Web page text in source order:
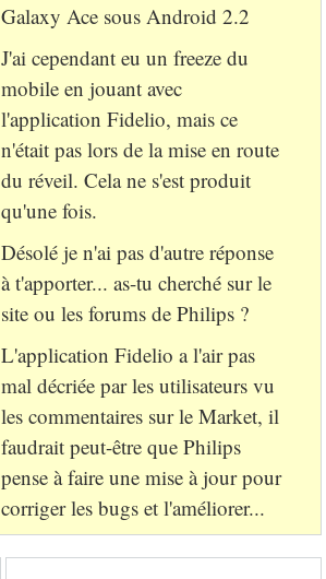
Galaxy Ace sous Android 2.2
J'ai cependant eu un freeze du
mobile en jouant avec
l'application Fidelio, mais ce
n'était pas lors de la mise en route
du réveil. Cela ne s'est produit
qu'une fois.
Désolé je n'ai pas d'autre réponse
à t'apporter... as-tu cherché sur le
site ou les forums de Philips ?
L'application Fidelio a l'air pas
mal décriée par les utilisateurs vu
les commentaires sur le Market, il
faudrait peut-être que Philips
pense à faire une mise à jour pour
corriger les bugs et l'améliorer...